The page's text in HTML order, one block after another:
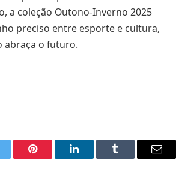
a coleção Outono-Inverno 2025
preciso entre esporte e cultura,
abraça o futuro.
Pinterest LinkedInTumblr Email